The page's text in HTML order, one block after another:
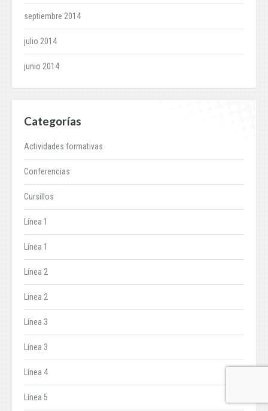
septiembre 2014
julio 2014
junio 2014
Categorías
Actividades formativas
Conferencias
Cursillos
Línea 1
Línea 1
Línea 2
Linea 2
Línea 3
Línea 3
Línea 4
Línea 5